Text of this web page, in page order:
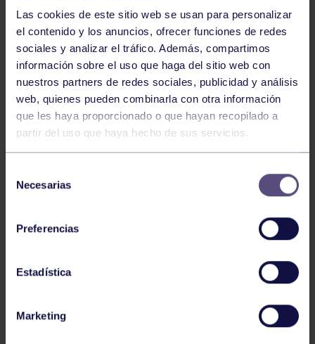
Las cookies de este sitio web se usan para personalizar
el contenido y los anuncios, ofrecer funciones de redes
sociales y analizar el tráfico. Además, compartimos
información sobre el uso que haga del sitio web con
nuestros partners de redes sociales, publicidad y análisis
web, quienes pueden combinarla con otra información
que les haya proporcionado o que hayan recopilado a
partir del uso que haya hecho de sus servicios.
Necesarias
Preferencias
Estadística
Marketing
Balonmano 25 May 2026
LEO CARDELI, CONVOCADO CON
ESPAÑA
FINAL A4 JUVENIL